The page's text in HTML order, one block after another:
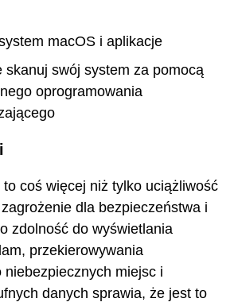
macOS i aplikacje
skanuj swój system za pomocą
oprogramowania
coś więcej niż tylko uciążliwość
dla bezpieczeństwa i
zdolność do wyświetlania
przekierowywania
niebezpiecznych miejsc i
danych sprawia, że jest to